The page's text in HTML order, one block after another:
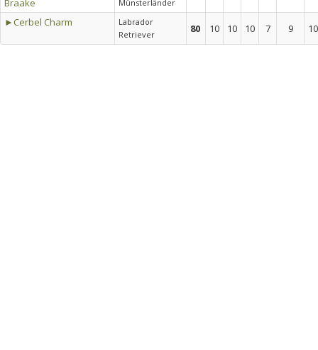
Braake
Münsterländer
►Cerbel Charm
Labrador
Retriever
80 10 10 10 7 9 10